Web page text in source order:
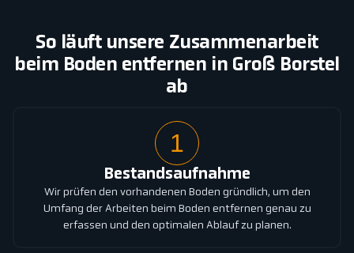
So läuft unsere Zusammenarbeit
beim Boden entfernen in Groß Borstel
ab
1
Bestandsaufnahme
Wir prüfen den vorhandenen Boden gründlich, um den
Umfang der Arbeiten beim Boden entfernen genau zu
erfassen und den optimalen Ablauf zu planen.